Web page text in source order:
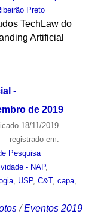
Preto
TechLaw do
Artificial
-
de 2019
18/11/2019 —
— registrado em:
Pesquisa
- NAP,
, USP, C&T, capa,
/Eventos 2019